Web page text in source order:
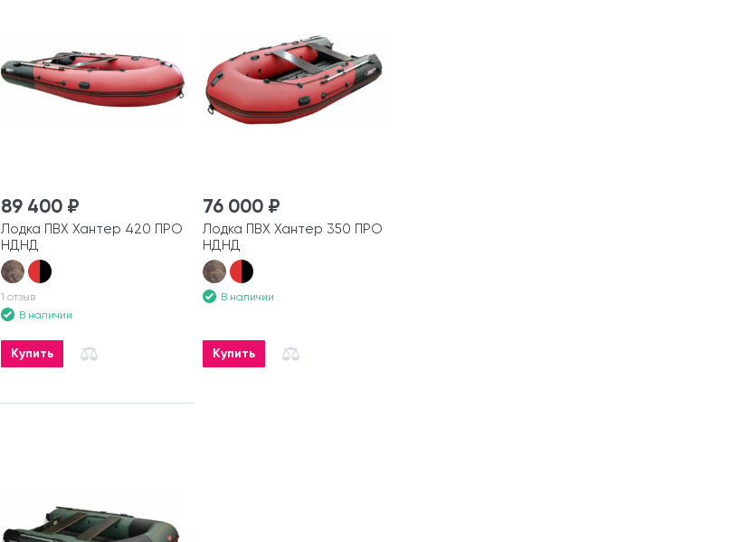
89 400 ₽
Лодка ПВХ Хантер 420 ПРО
НДНД
1 отзыв
В наличии
Купить
76 000 ₽
Лодка ПВХ Хантер 350 ПРО
НДНД
В наличии
Купить